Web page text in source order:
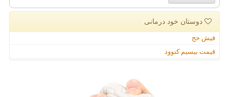
دوستان خود درمانی
فیش حج
قیمت بیسیم کنوود